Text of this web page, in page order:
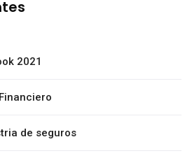
2021
de seguros